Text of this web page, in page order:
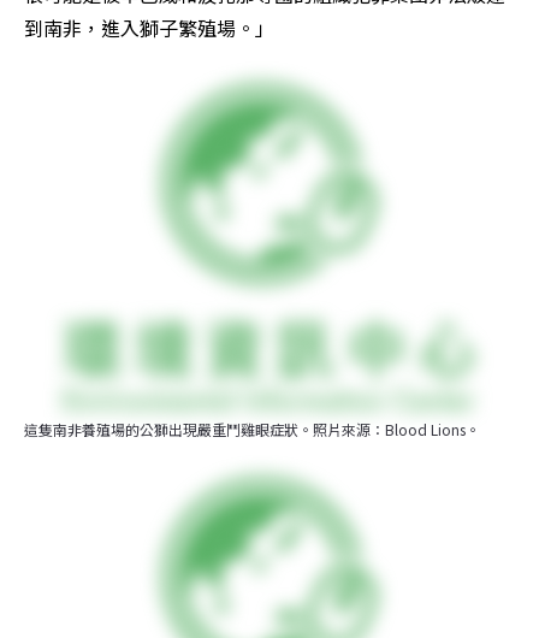
到南非，進入獅子繁殖場。」
這隻南非養殖場的公獅出現嚴重鬥雞眼症狀。照片來源：Blood Lions。